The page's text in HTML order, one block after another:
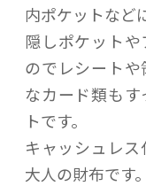
内ポケットなど
隠しポケット
のでレシート
なカード類も
トです。
キャッシュレ
大人の財布です。